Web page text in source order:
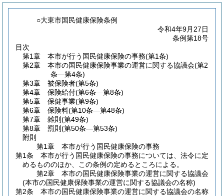
○大東市国民健康保険条例
令和4年9月27日
条例第18号
目次
第1章
本市が行う国民健康保険の事務(第1条)
第2章
本市の国民健康保険事業の運営に関する協議会(第2
条―第4条)
第3章
被保険者(第5条)
第4章
保険給付(第6条―第8条)
第5章
保健事業(第9条)
第6章
保険料(第10条―第48条)
第7章
雑則 (第49条)
第8章
罰則 (第50条―第53条)
附則
第1章
本市が行う国民健康保険の事務
第1条
本市が行う国民健康保険の事務については、法令に定
めるもののほか、この条例の定めるところによる。
第2章
本市の国民健康保険事業の運営に関する協議会
(本市の国民健康保険事業の運営に関する協議会の名称)
第2条
本市の国民健康保険事業の運営に関する協議会の名称